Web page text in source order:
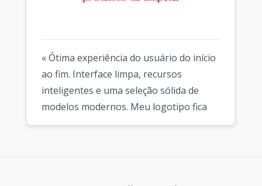
« Ótima experiência do usuário do início
ao fim. Interface limpa, recursos
inteligentes e uma seleção sólida de
modelos modernos. Meu logotipo fica
fantástico em todos os lugares que uso.